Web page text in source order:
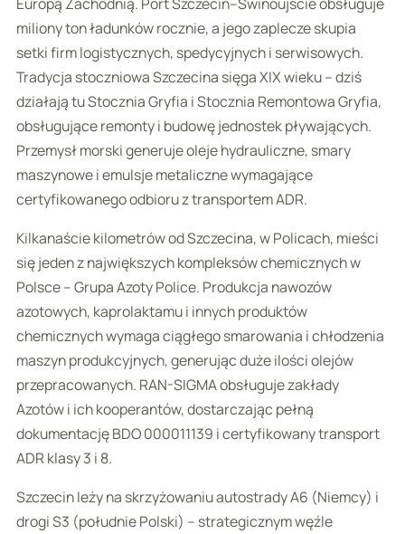
miliony ton ładunków rocznie, a jego zaplecze skupia
setki firm logistycznych, spedycyjnych i serwisowych.
Tradycja stoczniowa Szczecina sięga XIX wieku – dziś
działają tu Stocznia Gryfia i Stocznia Remontowa Gryfia,
obsługujące remonty i budowę jednostek pływających.
Przemysł morski generuje oleje hydrauliczne, smary
maszynowe i emulsje metaliczne wymagające
certyfikowanego odbioru z transportem ADR.
Kilkanaście kilometrów od Szczecina, w Policach, mieści
się jeden z największych kompleksów chemicznych w
Polsce – Grupa Azoty Police. Produkcja nawozów
azotowych, kaprolaktamu i innych produktów
chemicznych wymaga ciągłego smarowania i chłodzenia
maszyn produkcyjnych, generując duże ilości olejów
przepracowanych. RAN-SIGMA obsługuje zakłady
Azotów i ich kooperantów, dostarczając pełną
dokumentację BDO 000011139 i certyfikowany transport
ADR klasy 3 i 8.
Szczecin leży na skrzyżowaniu autostrady A6 (Niemcy) i
drogi S3 (południe Polski) – strategicznym węźle